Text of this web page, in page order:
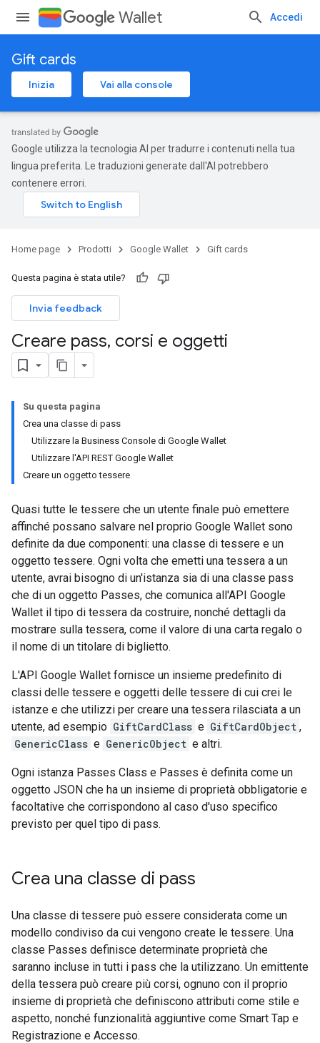
Wallet Accedi
Gift cards
Inizia Vai alla console
Google utilizza la tecnologia AI per tradurre i contenuti nella tua
lingua preferita. Le traduzioni generate dall'AI potrebbero
contenere errori.
Home page Prodotti Google Wallet Gift cards
Questa pagina è stata utile?
Invia feedback
Creare pass, corsi e oggetti
Su questa pagina
Crea una classe di pass
Utilizzare la Business Console di Google Wallet
Utilizzare l'API REST Google Wallet
Creare un oggetto tessere
Quasi tutte le tessere che un utente finale può emettere
affinché possano salvare nel proprio Google Wallet sono
definite da due componenti: una classe di tessere e un
oggetto tessere. Ogni volta che emetti una tessera a un
utente, avrai bisogno di un'istanza sia di una classe pass
che di un oggetto Passes, che comunica all'API Google
Wallet il tipo di tessera da costruire, nonché dettagli da
mostrare sulla tessera, come il valore di una carta regalo o
il nome di un titolare di biglietto.
L'API Google Wallet fornisce un insieme predefinito di
classi delle tessere e oggetti delle tessere di cui crei le
istanze e che utilizzi per creare una tessera rilasciata a un
utente, ad esempio GiftCardClass e GiftCardObject ,
GenericClass e GenericObject e altri.
Ogni istanza Passes Class e Passes è definita come un
oggetto JSON che ha un insieme di proprietà obbligatorie e
facoltative che corrispondono al caso d'uso specifico
previsto per quel tipo di pass.
Crea una classe di pass
Una classe di tessere può essere considerata come un
modello condiviso da cui vengono create le tessere. Una
classe Passes definisce determinate proprietà che
saranno incluse in tutti i pass che la utilizzano. Un emittente
della tessera può creare più corsi, ognuno con il proprio
insieme di proprietà che definiscono attributi come stile e
aspetto, nonché funzionalità aggiuntive come Smart Tap e
Registrazione e Accesso.